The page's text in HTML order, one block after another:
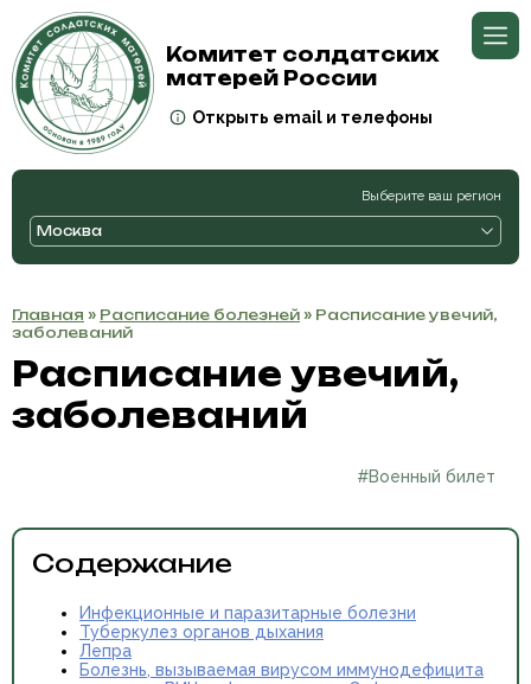
Комитет солдатских
матерей России
Открыть email и телефоны
Выберите ваш регион
Москва
Главная » Расписание болезней » Расписание увечий,
заболеваний
Расписание увечий,
заболеваний
#Военный билет
Содержание
Инфекционные и паразитарные болезни
Туберкулез органов дыхания
Лепра
Болезнь, вызываемая вирусом иммунодефицита